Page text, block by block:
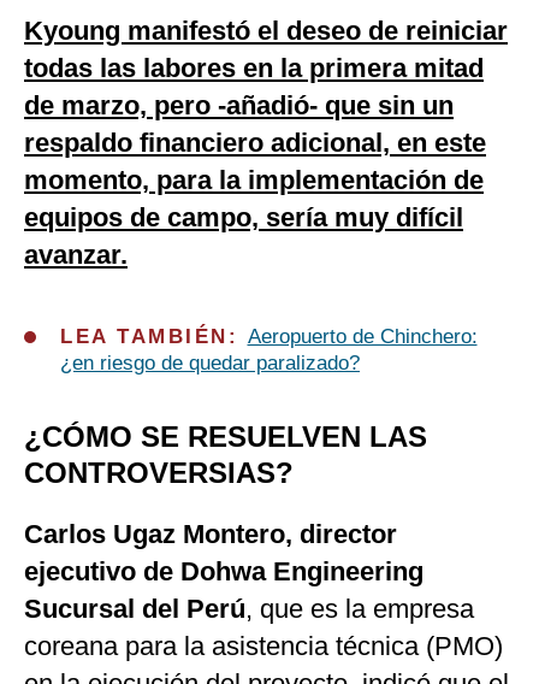
Kyoung manifestó el deseo de reiniciar
todas las labores en la primera mitad
de marzo, pero -añadió- que sin un
respaldo financiero adicional, en este
momento, para la implementación de
equipos de campo, sería muy difícil
avanzar.
LEA TAMBIÉN: Aeropuerto de Chinchero:
¿en riesgo de quedar paralizado?
¿CÓMO SE RESUELVEN LAS
CONTROVERSIAS?
Carlos Ugaz Montero, director
ejecutivo de Dohwa Engineering
Sucursal del Perú, que es la empresa
coreana para la asistencia técnica (PMO)